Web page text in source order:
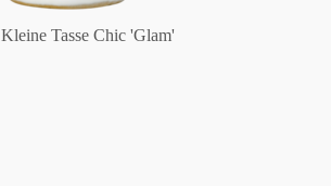
Kleine Tasse Chic 'Glam'